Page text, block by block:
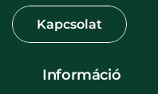
Információ